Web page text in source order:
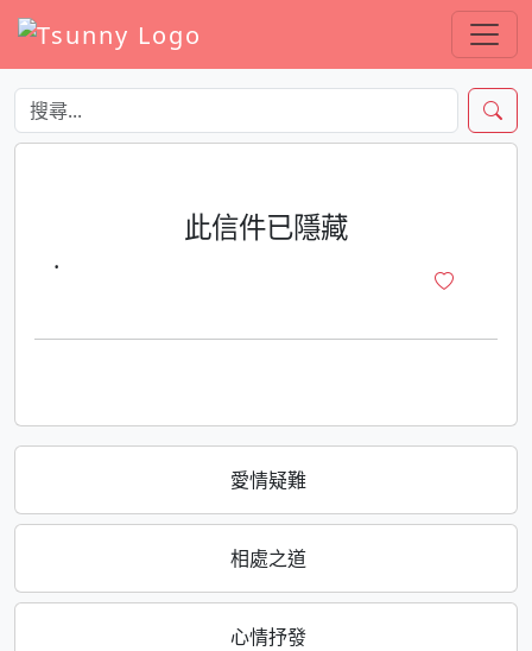
愛情疑難
相處之道
心情抒發
此信件已隱藏
·